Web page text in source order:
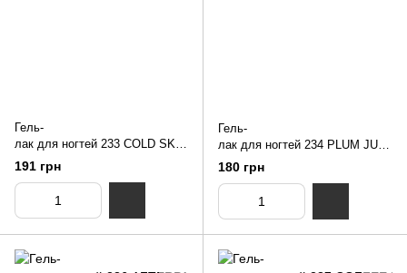
Гель-
лак для ногтей 233 COLD SKIN
NUB 8 мл
191 грн
Гель-
лак для ногтей 234 PLUM JUIC
E NUB 8 мл
180 грн